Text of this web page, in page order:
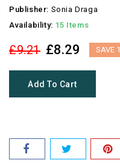
Publisher: Sonia Draga
Availability: 15 Items
£9.21 £8.29 SAVE
Add To Cart